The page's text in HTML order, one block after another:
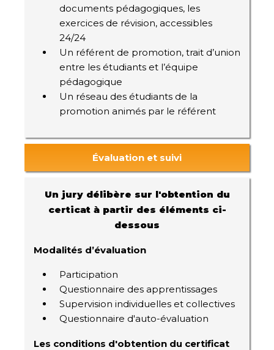
documents pédagogiques, les
exercices de révision, accessibles
24/24
Un référent de promotion, trait d’union
entre les étudiants et l’équipe
pédagogique
Un réseau des étudiants de la
promotion animés par le référent
Évaluation et suivi
Un jury délibère sur l'obtention du
certicat à partir des éléments ci-
dessous
Modalités d’évaluation
Participation
Questionnaire des apprentissages
Supervision individuelles et collectives
Questionnaire d'auto-évaluation
Les conditions d'obtention du certificat